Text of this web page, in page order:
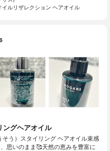
イルリザレクション ヘアオイル
ングヘアオイル
う）スタイリング ヘアオイル束感
思いのまま🥰天然の恵みを豊富に